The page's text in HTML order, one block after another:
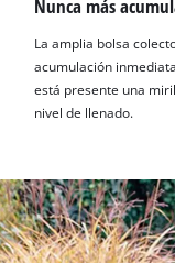
Nunca más
La amplia bolsa
acumulación
está presente una
nivel de llenado.